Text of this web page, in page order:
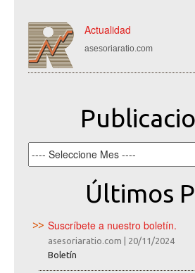
Actualidad
asesoriaratio.com
Últimos
Suscríbete a nuestro boletín.
asesoriaratio.com | 20/11/2024
Boletín